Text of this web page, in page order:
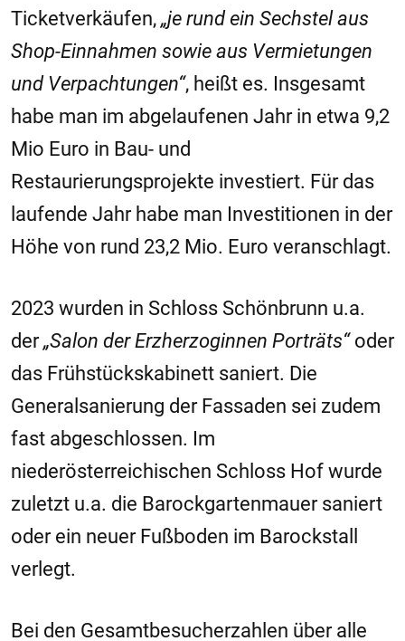
Ticketverkäufen, „je rund ein Sechstel aus
Shop-Einnahmen sowie aus Vermietungen
und Verpachtungen“, heißt es. Insgesamt
habe man im abgelaufenen Jahr in etwa 9,2
Mio Euro in Bau- und
Restaurierungsprojekte investiert. Für das
laufende Jahr habe man Investitionen in der
Höhe von rund 23,2 Mio. Euro veranschlagt.
2023 wurden in Schloss Schönbrunn u.a.
der„Salon der Erzherzoginnen Porträts“oder
das Frühstückskabinett saniert. Die
Generalsanierung der Fassaden sei zudem
fast abgeschlossen. Im
niederösterreichischen Schloss Hof wurde
zuletzt u.a. die Barockgartenmauer saniert
oder ein neuer Fußboden im Barockstall
verlegt.
Bei den Gesamtbesucherzahlen über alle